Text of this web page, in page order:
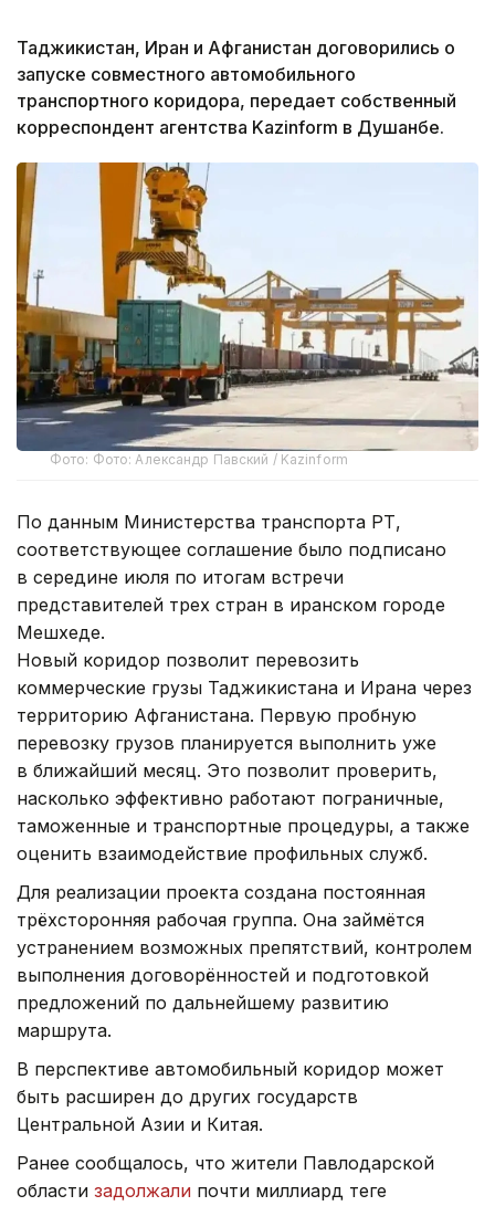
Таджикистан, Иран и Афганистан договорились о
запуске совместного автомобильного
транспортного коридора, передает собственный
корреспондент агентства Kazinform в Душанбе.
Фото: Фото: Александр Павский / Kazinform
По данным Министерства транспорта РТ,
соответствующее соглашение было подписано
в середине июля по итогам встречи
представителей трех стран в иранском городе
Мешхеде.
Новый коридор позволит перевозить
коммерческие грузы Таджикистана и Ирана через
территорию Афганистана. Первую пробную
перевозку грузов планируется выполнить уже
в ближайший месяц. Это позволит проверить,
насколько эффективно работают пограничные,
таможенные и транспортные процедуры, а также
оценить взаимодействие профильных служб.
Для реализации проекта создана постоянная
трёхсторонняя рабочая группа. Она займётся
устранением возможных препятствий, контролем
выполнения договорённостей и подготовкой
предложений по дальнейшему развитию
маршрута.
В перспективе автомобильный коридор может
быть расширен до других государств
Центральной Азии и Китая.
Ранее сообщалось, что жители Павлодарской
области задолжали почти миллиард теңге